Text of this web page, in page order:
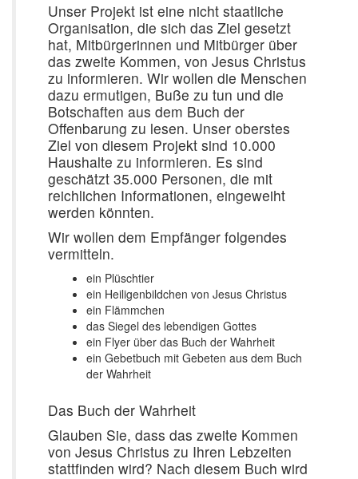
Unser Projekt ist eine nicht staatliche
Organisation, die sich das Ziel gesetzt
hat, Mitbürgerinnen und Mitbürger über
das zweite Kommen, von Jesus Christus
zu informieren. Wir wollen die Menschen
dazu ermutigen, Buße zu tun und die
Botschaften aus dem Buch der
Offenbarung zu lesen. Unser oberstes
Ziel von diesem Projekt sind 10.000
Haushalte zu informieren. Es sind
geschätzt 35.000 Personen, die mit
reichlichen Informationen, eingeweiht
werden könnten.
Wir wollen dem Empfänger folgendes
vermitteln.
ein Plüschtier
ein Heiligenbildchen von Jesus Christus
ein Flämmchen
das Siegel des lebendigen Gottes
ein Flyer über das Buch der Wahrheit
ein Gebetbuch mit Gebeten aus dem Buch
der Wahrheit
Das Buch der Wahrheit
Glauben Sie, dass das zweite Kommen
von Jesus Christus zu Ihren Lebzeiten
stattfinden wird? Nach diesem Buch wird